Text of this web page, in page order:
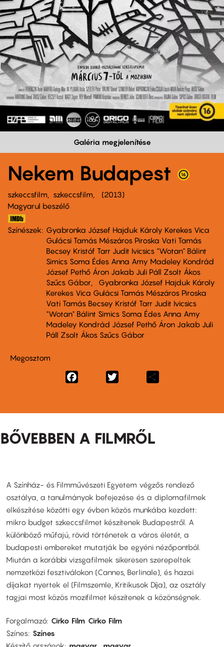
Galéria megjelenítése
Nekem Budapest
szkeccsfilm szkeccsfilm
2013
Magyarul beszélő
Színészek
Gyabronka József Hajduk Károly Kerekes Vica
Gulácsi Tamás Mészáros Piroska Vati Tamás
Becsey Kristóf Tarr Judit Ivicsics "Wotan" Bálint
Simics Soma Édes Anna Amy Madeley Kondrád
József Pethő Áron Jakab Juli Páll Zsolt Ákos
Szűcs Gábor
Gyabronka József Hajduk Károly
Kerekes Vica Gulácsi Tamás Mészáros Piroska
Vati Tamás Becsey Kristóf Tarr Judit Ivicsics
"Wotan" Bálint Simics Soma Édes Anna Amy
Madeley Kondrád József Pethő Áron Jakab Juli
Páll Zsolt Ákos Szűcs Gábor
Megosztom
Facebook
BŐVEBBEN A FILMRŐL
A Színház- és Filmművészeti Egyetem végzős rendező
osztálya, a tanulmányok befejezése és a diplomafilmek
elkészítése közötti egy évben közös munkába kezdett:
mikro budget szkeccsfilmet készítenek Budapestről. A
különböző műfajú, rövid történetek a város életét, a
budapesti embereket mutatják be egyéni nézőpontból.
Miután a korábbi vizsgafilmek sikeresen szerepeltek
nemzetközi fesztiválokon (Cannes, Berlinale), és hazai
díjakat nyertek el (Filmszemle, Kritikusok Díja), az osztály
tagjai most közös mozifilmet készítenek a közönségnek.
Forgalmazó Cirko Film Cirko Film
Színes Színes